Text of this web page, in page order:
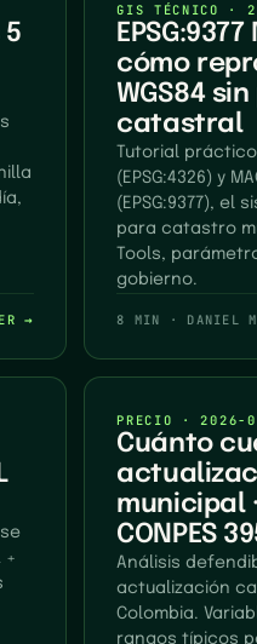
→
GIS TÉCNICO ·
EPSG:9377
cómo
WGS84
catastral
Tutorial
(EPSG:4326) y
(EPSG:9377),
para catastro
Tools,
gobierno.
8 MIN · DANIEL
+
PRECIO ·2026-
Cuánto
municipal
CONPES
Análisis
actualización
Colombia.
rangos típicos